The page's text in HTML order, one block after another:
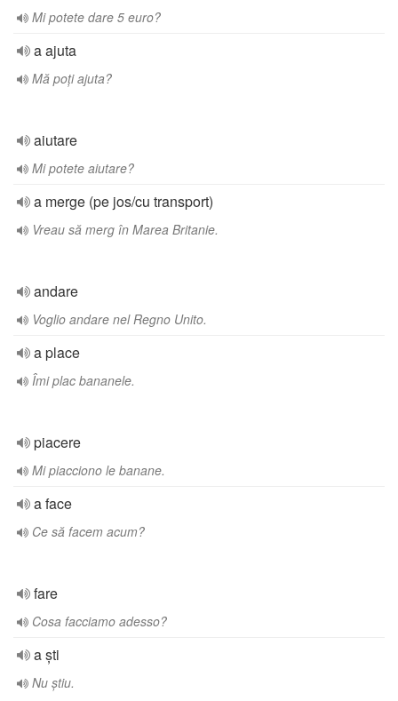
Mi potete dare 5 euro?
a ajuta
Mă poți ajuta?
aiutare
Mi potete aiutare?
a merge (pe jos/cu transport)
Vreau să merg în Marea Britanie.
andare
Voglio andare nel Regno Unito.
a place
Îmi plac bananele.
piacere
Mi piacciono le banane.
a face
Ce să facem acum?
fare
Cosa facciamo adesso?
a ști
Nu știu.